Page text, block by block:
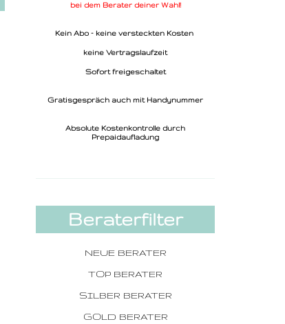
bei dem Berater deiner Wahl!
Kein Abo - keine versteckten Kosten
keine Vertragslaufzeit
Sofort freigeschaltet
Gratisgespräch auch mit Handynummer
Absolute Kostenkontrolle durch
Prepaidaufladung
Beraterfilter
NEUE BERATER
TOP BERATER
SILBER BERATER
GOLD BERATER